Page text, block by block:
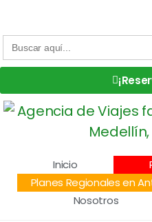
Buscar:
Inicio
Planes Regionales en
Nosotros